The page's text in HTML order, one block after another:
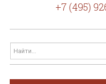
+7 (495)